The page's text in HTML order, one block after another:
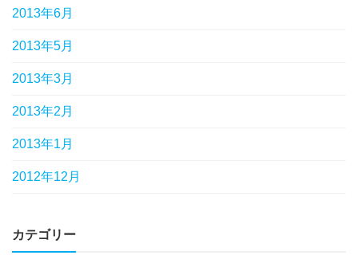
2013年6月
2013年5月
2013年3月
2013年2月
2013年1月
2012年12月
カテゴリー